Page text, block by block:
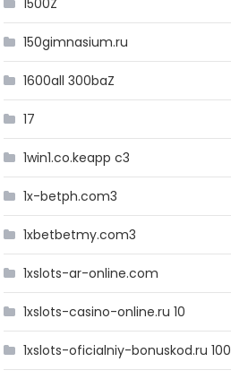
1500Z
150gimnasium.ru
1600all 300baZ
17
1win1.co.keapp c3
1x-betph.com3
1xbetbetmy.com3
1xslots-ar-online.com
1xslots-casino-online.ru 10
1xslots-oficialniy-bonuskod.ru 100